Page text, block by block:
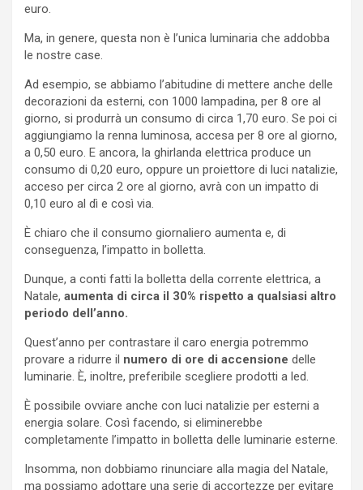
euro.
Ma, in genere, questa non è l’unica luminaria che addobba
le nostre case.
Ad esempio, se abbiamo l’abitudine di mettere anche delle
decorazioni da esterni, con 1000 lampadina, per 8 ore al
giorno, si produrrà un consumo di circa 1,70 euro. Se poi ci
aggiungiamo la renna luminosa, accesa per 8 ore al giorno,
a 0,50 euro. E ancora, la ghirlanda elettrica produce un
consumo di 0,20 euro, oppure un proiettore di luci natalizie,
acceso per circa 2 ore al giorno, avrà con un impatto di
0,10 euro al dì e così via.
È chiaro che il consumo giornaliero aumenta e, di
conseguenza, l’impatto in bolletta.
Dunque, a conti fatti la bolletta della corrente elettrica, a
Natale, aumenta di circa il 30% rispetto a qualsiasi altro
periodo dell’anno.
Quest’anno per contrastare il caro energia potremmo
provare a ridurre il numero di ore di accensione delle
luminarie. È, inoltre, preferibile scegliere prodotti a led.
È possibile ovviare anche con luci natalizie per esterni a
energia solare. Così facendo, si eliminerebbe
completamente l’impatto in bolletta delle luminarie esterne.
Insomma, non dobbiamo rinunciare alla magia del Natale,
ma possiamo adottare una serie di accortezze per evitare